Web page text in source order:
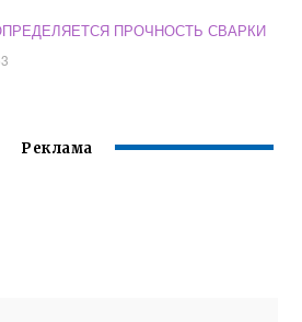
ПРОЧНОСТЬ СВАРКИ
Реклама